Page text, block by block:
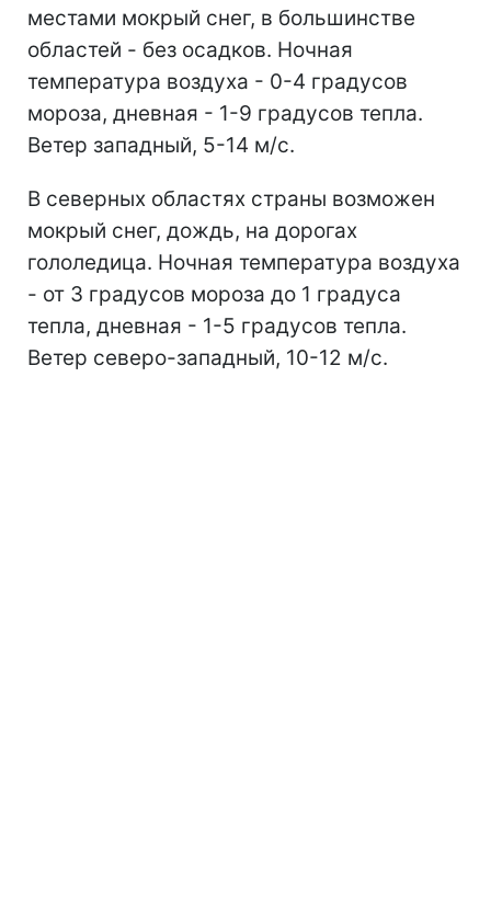
местами мокрый снег, в большинстве
областей - без осадков. Ночная
температура воздуха - 0-4 градусов
мороза, дневная - 1-9 градусов тепла.
Ветер западный, 5-14 м/с.
В северных областях страны возможен
мокрый снег, дождь, на дорогах
гололедица. Ночная температура воздуха
- от 3 градусов мороза до 1 градуса
тепла, дневная - 1-5 градусов тепла.
Ветер северо-западный, 10-12 м/с.